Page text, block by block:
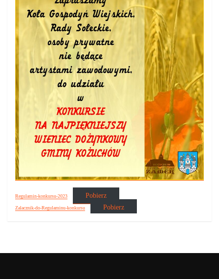
Regulamin-konkursu-2023 Pobierz
Zalacznik-do-Regulaminu-konkursu Pobierz